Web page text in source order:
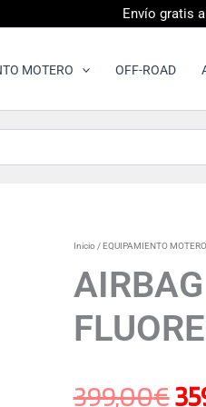
Envío gratis
MOTERO OFF-ROAD
Inicio/EQUIPAMIENTO MOTERO
399,00€
El
AIRBAG
VZERO
PLUS
FLUORESCENT